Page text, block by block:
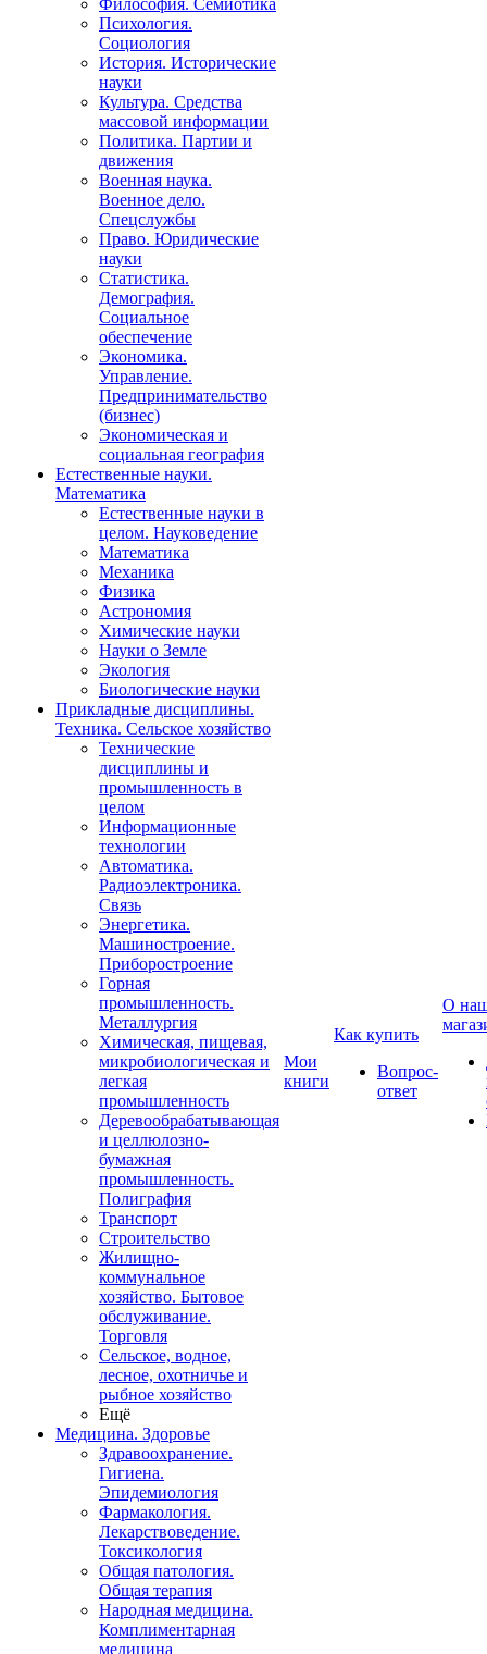
Философия. Семиотика
Психология.
Социология
История. Исторические
науки
Культура. Средства
массовой информации
Политика. Партии и
движения
Военная наука.
Военное дело.
Спецслужбы
Право. Юридические
науки
Статистика.
Демография.
Социальное
обеспечение
Экономика.
Управление.
Предпринимательство
(бизнес)
Экономическая и
социальная география
Естественные науки.
Математика
Естественные науки в
целом. Науковедение
Математика
Механика
Физика
Астрономия
Химические науки
Науки о Земле
Экология
Биологические науки
Прикладные дисциплины.
Техника. Сельское хозяйство
Технические
дисциплины и
промышленность в
целом
Информационные
технологии
Автоматика.
Радиоэлектроника.
Связь
Энергетика.
Машиностроение.
Приборостроение
Горная
промышленность.
Металлургия
Химическая, пищевая,
микробиологическая и
легкая
промышленность
Деревообрабатывающая
и целлюлозно-
бумажная
промышленность.
Полиграфия
Транспорт
Строительство
Жилищно-
коммунальное
хозяйство. Бытовое
обслуживание.
Торговля
Сельское, водное,
лесное, охотничье и
рыбное хозяйство
Ещё
Медицина. Здоровье
Здравоохранение.
Гигиена.
Эпидемиология
Фармакология.
Лекарствоведение.
Токсикология
Общая патология.
Общая терапия
Народная медицина.
Комплиментарная
медицина
Мои
книги
Как купить
Вопрос-
ответ
О